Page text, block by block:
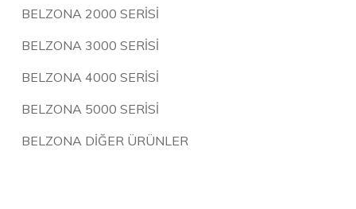
BELZONA 2000 SERİSİ
BELZONA 3000 SERİSİ
BELZONA 4000 SERİSİ
BELZONA 5000 SERİSİ
BELZONA DİĞER ÜRÜNLER